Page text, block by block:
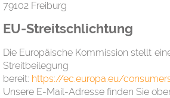
79102 Freiburg
EU-Streitschlichtung
Die Europäische Kommission stellt
bereit: https://ec.europa.eu/
Unsere E-Mail-Adresse finden Sie